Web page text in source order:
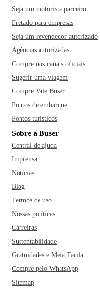
Seja um motorista parceiro
Fretado para empresas
Seja um revendedor autorizado
Agências autorizadas
Compre nos canais oficiais
Sugerir uma viagem
Compre Vale Buser
Pontos de embarque
Pontos turísticos
Sobre a Buser
Central de ajuda
Imprensa
Notícias
Blog
Termos de uso
Nossas políticas
Carreiras
Sustentabilidade
Gratuidades e Meia Tarifa
Compre pelo WhatsApp
Sitemap